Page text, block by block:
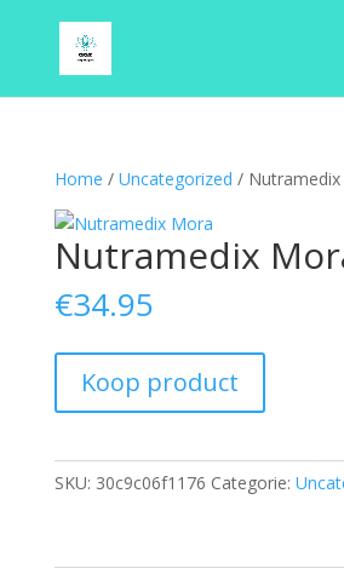
Home / Uncategorized /
Nutramedix
€34.95
Koop product
SKU: 30c9c06f1176 Categorie: